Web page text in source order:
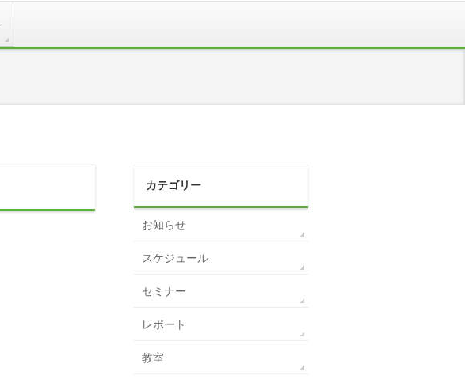
カテゴリー
お知らせ
スケジュール
セミナー
レポート
教室